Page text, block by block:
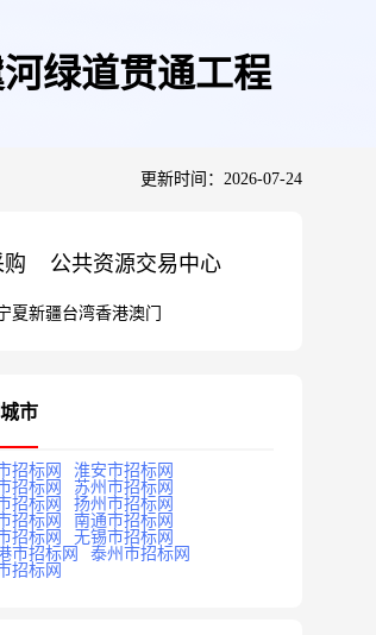
绿道贯通工程
更新时间：2026-07-24
公共资源交易中心
夏新疆台湾香港澳门
市
招标网
淮安市招标网
招标网
苏州市招标网
招标网
扬州市招标网
招标网
南通市招标网
招标网
无锡市招标网
市招标网
泰州市招标网
招标网